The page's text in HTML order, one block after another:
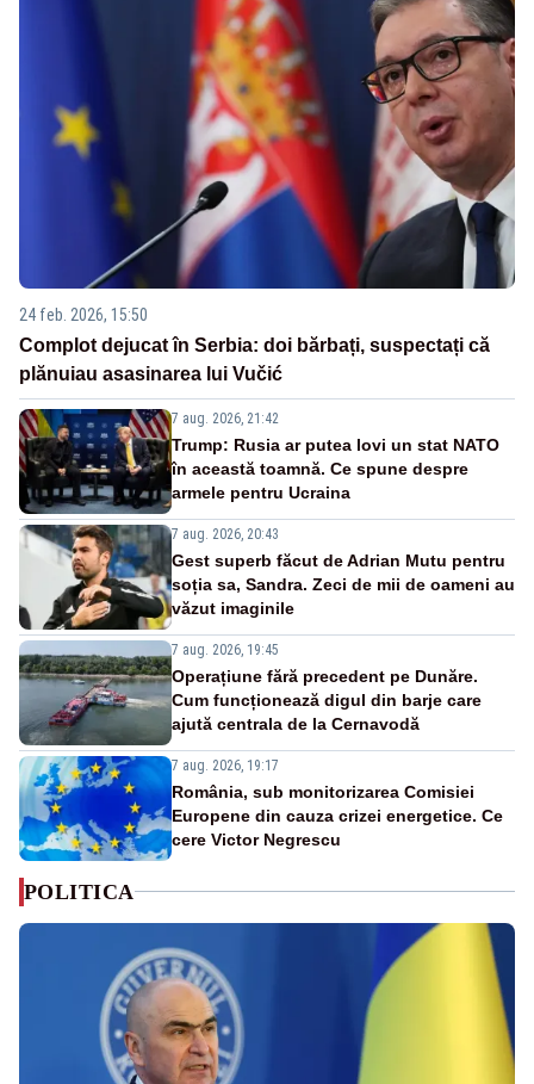
24 feb. 2026, 15:50
Complot dejucat în Serbia: doi bărbați, suspectați că
plănuiau asasinarea lui Vučić
7 aug. 2026, 21:42
Trump: Rusia ar putea lovi un stat NATO
în această toamnă. Ce spune despre
armele pentru Ucraina
7 aug. 2026, 20:43
Gest superb făcut de Adrian Mutu pentru
soția sa, Sandra. Zeci de mii de oameni au
văzut imaginile
7 aug. 2026, 19:45
Operațiune fără precedent pe Dunăre.
Cum funcționează digul din barje care
ajută centrala de la Cernavodă
7 aug. 2026, 19:17
România, sub monitorizarea Comisiei
Europene din cauza crizei energetice. Ce
cere Victor Negrescu
POLITICA